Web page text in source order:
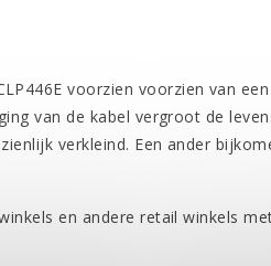
voorzien voorzien van een
van de kabel vergroot de
verkleind. Een ander
en andere retail winkels